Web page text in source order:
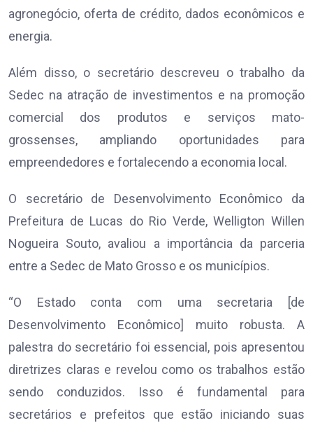
agronegócio, oferta de crédito, dados econômicos e
energia.
Além disso, o secretário descreveu o trabalho da
Sedec na atração de investimentos e na promoção
comercial dos produtos e serviços mato-
grossenses, ampliando oportunidades para
empreendedores e fortalecendo a economia local.
O secretário de Desenvolvimento Econômico da
Prefeitura de Lucas do Rio Verde, Welligton Willen
Nogueira Souto, avaliou a importância da parceria
entre a Sedec de Mato Grosso e os municípios.
“O Estado conta com uma secretaria [de
Desenvolvimento Econômico] muito robusta. A
palestra do secretário foi essencial, pois apresentou
diretrizes claras e revelou como os trabalhos estão
sendo conduzidos. Isso é fundamental para
secretários e prefeitos que estão iniciando suas